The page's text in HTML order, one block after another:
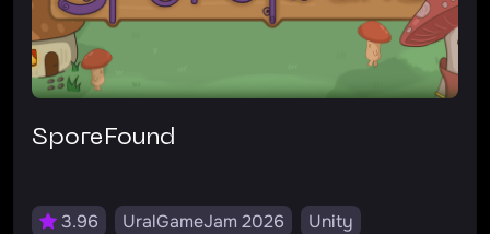
SporeFound
3.96 UralGameJam 2026
Unity